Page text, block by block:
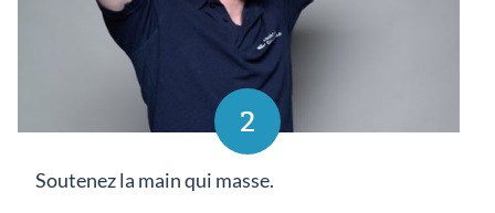
2
Soutenez la main qui masse.